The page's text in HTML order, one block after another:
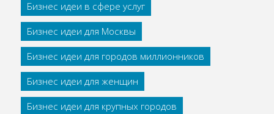
Бизнес идеи в сфере услуг
Бизнес идеи для Москвы
Бизнес идеи для городов миллионников
Бизнес идеи для женщин
Бизнес идеи для крупных городов